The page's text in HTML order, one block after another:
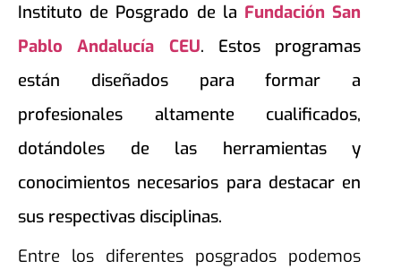
Instituto de Posgrado de la Fundación San
Pablo Andalucía CEU. Estos programas
están diseñados para formar a
profesionales altamente cualificados,
dotándoles de las herramientas y
conocimientos necesarios para destacar en
sus respectivas disciplinas.
Entre los diferentes posgrados podemos